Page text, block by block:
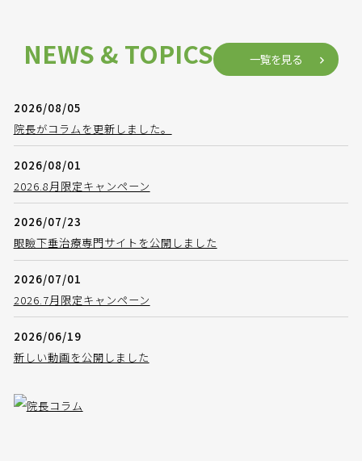
NEWS & TOPICS 一覧を見る
2026/08/05
院長がコラムを更新しました。
2026/08/01
2026.8月限定キャンペーン
2026/07/23
眼瞼下垂治療専門サイトを公開しました
2026/07/01
2026.7月限定キャンペーン
2026/06/19
新しい動画を公開しました